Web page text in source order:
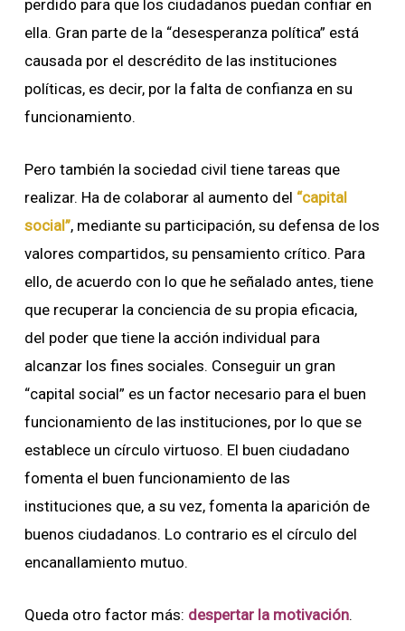
perdido para que los ciudadanos puedan confiar en
ella. Gran parte de la “desesperanza política” está
causada por el descrédito de las instituciones
políticas, es decir, por la falta de confianza en su
funcionamiento.
Pero también la sociedad civil tiene tareas que
realizar. Ha de colaborar al aumento del “capital
social”, mediante su participación, su defensa de los
valores compartidos, su pensamiento crítico. Para
ello, de acuerdo con lo que he señalado antes, tiene
que recuperar la conciencia de su propia eficacia,
del poder que tiene la acción individual para
alcanzar los fines sociales. Conseguir un gran
“capital social” es un factor necesario para el buen
funcionamiento de las instituciones, por lo que se
establece un círculo virtuoso. El buen ciudadano
fomenta el buen funcionamiento de las
instituciones que, a su vez, fomenta la aparición de
buenos ciudadanos. Lo contrario es el círculo del
encanallamiento mutuo.
Queda otro factor más: despertar la motivación.